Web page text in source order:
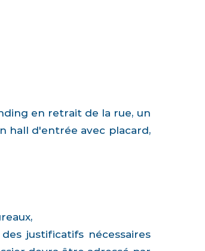
en retrait de la rue, un
hall d'entrée avec placard,
justificatifs nécessaires